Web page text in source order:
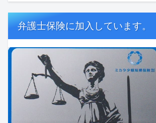
弁護士保険に加入しています。